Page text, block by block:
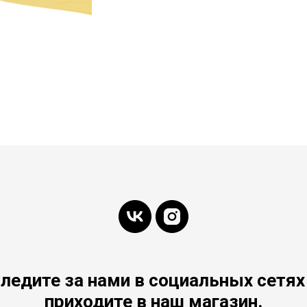
за нами в социальных
приходите в наш магазин.